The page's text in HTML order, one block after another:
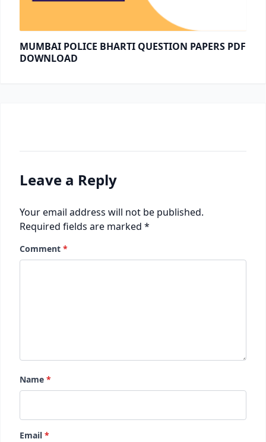
MUMBAI POLICE BHARTI QUESTION PAPERS PDF
DOWNLOAD
Leave a Reply
Your email address will not be published.
Required fields are marked *
Comment *
Name *
Email *